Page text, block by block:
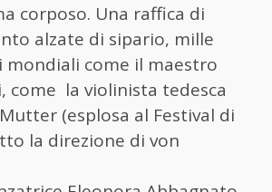
corposo. Una raffica di
alzate di sipario, mille
mondiali come il maestro
come la violinista tedesca
(esplosa al Festival di
la direzione di von